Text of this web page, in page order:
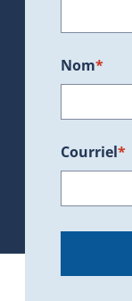
Nom*
Courriel*